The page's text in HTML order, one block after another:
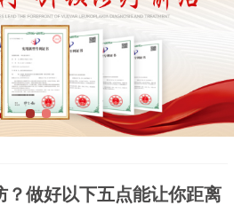
？做好以下五点能让你距离